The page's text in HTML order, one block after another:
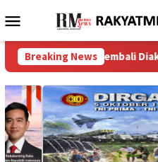
ke
Menu
Mobile
Breaking News
Kembali Diakui